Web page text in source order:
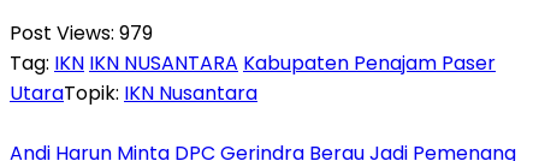
Post Views: 979
Tag: IKN IKN NUSANTARA Kabupaten Penajam Paser
UtaraTopik: IKN Nusantara
Andi Harun Minta DPC Gerindra Berau Jadi Pemenang